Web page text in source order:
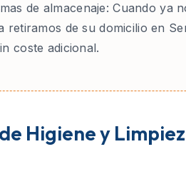
de almacenaje: Cuando ya
retiramos de su domicilio en
coste adicional.
Higiene y